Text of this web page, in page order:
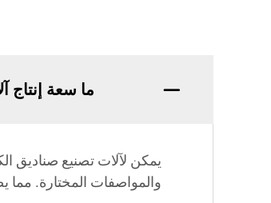
ما سعة إنتاج
والمواصفات المختارة. مما